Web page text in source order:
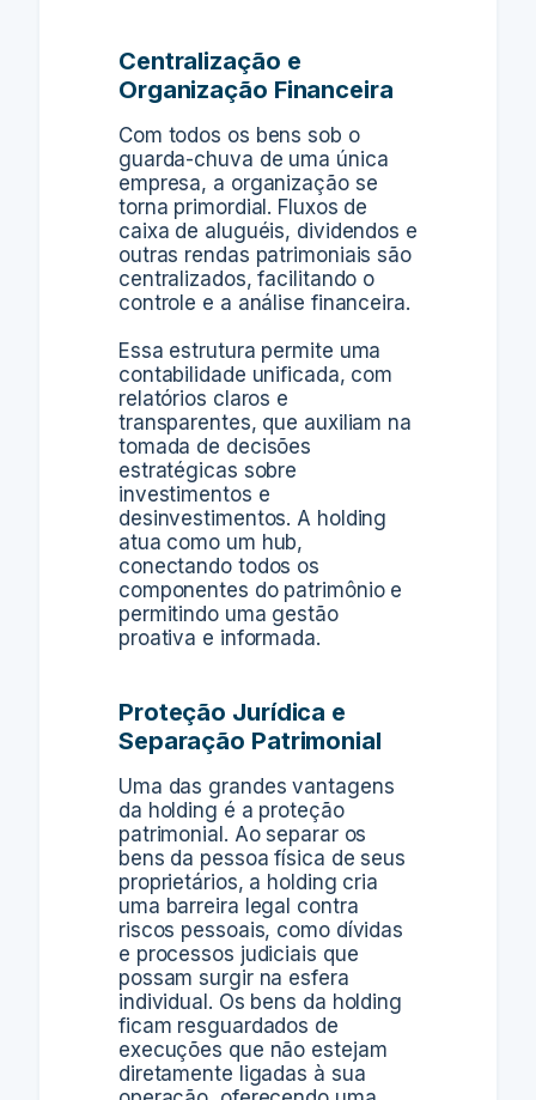
Centralização e
Organização Financeira
Com todos os bens sob o
guarda-chuva de uma única
empresa, a organização se
torna primordial. Fluxos de
caixa de aluguéis, dividendos e
outras rendas patrimoniais são
centralizados, facilitando o
controle e a análise financeira.
Essa estrutura permite uma
contabilidade unificada, com
relatórios claros e
transparentes, que auxiliam na
tomada de decisões
estratégicas sobre
investimentos e
desinvestimentos. A holding
atua como um hub,
conectando todos os
componentes do patrimônio e
permitindo uma gestão
proativa e informada.
Proteção Jurídica e
Separação Patrimonial
Uma das grandes vantagens
da holding é a proteção
patrimonial. Ao separar os
bens da pessoa física de seus
proprietários, a holding cria
uma barreira legal contra
riscos pessoais, como dívidas
e processos judiciais que
possam surgir na esfera
individual. Os bens da holding
ficam resguardados de
execuções que não estejam
diretamente ligadas à sua